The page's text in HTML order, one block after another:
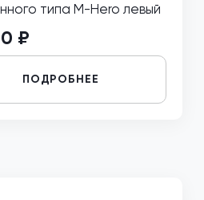
типа M-Hero левый
₽
ПОДРОБНЕЕ